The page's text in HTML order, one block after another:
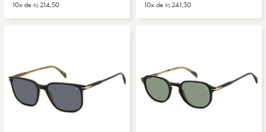
10x deR$214,50 10x de R$ 241,30